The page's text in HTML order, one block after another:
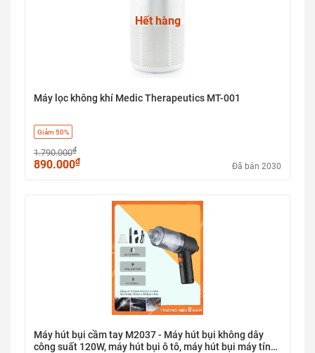
Hết hàng
Máy lọc không khí Medic Therapeutics MT-001
Giảm 50%
1.790.000₫
890.000₫ Đã bán 2030
Máy hút bụi cầm tay M2037 - Máy hút bụi không dây
công suất 120W, máy hút bụi ô tô, máy hút bụi máy tính,